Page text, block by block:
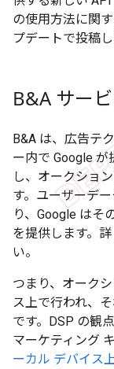
の使用方法に関
プデートで投稿し
B&A サー
B&A は、広告テ
ー内で Google
し、オークショ
す。ユーザーデ
り、Google はそ
を提供します。
い。
つまり、オーク
ス上で行われ、
です。DSP の観
マーケティング
ーカル デバイス